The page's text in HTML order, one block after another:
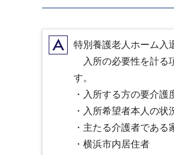
A特別養護老人ホーム入
入所の必要性を計る
す。
・入所する方の要介護
・入所希望者本人の状
・主たる介護者である
・横浜市内居住者